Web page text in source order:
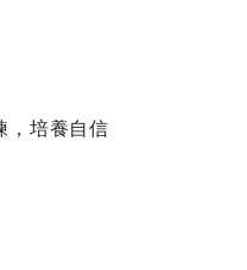
，培養自信